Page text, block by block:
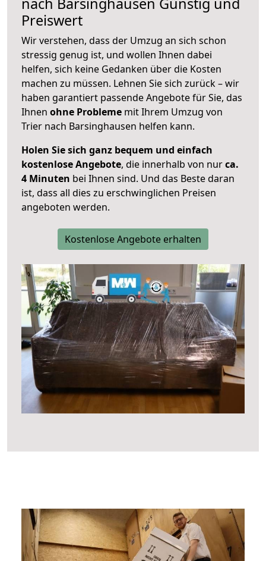
Preiswert
Wir verstehen, dass der Umzug an sich schon
stressig genug ist, und wollen Ihnen dabei
helfen, sich keine Gedanken über die Kosten
machen zu müssen. Lehnen Sie sich zurück – wir
haben garantiert passende Angebote für Sie, das
Ihnen ohne Probleme mit Ihrem Umzug von
Trier nach Barsinghausen helfen kann.
Holen Sie sich ganz bequem und einfach
kostenlose Angebote, die innerhalb von nurca.
4 Minuten bei Ihnen sind. Und das Beste daran
ist, dass all dies zu erschwinglichen Preisen
angeboten werden.
Kostenlose Angebote erhalten